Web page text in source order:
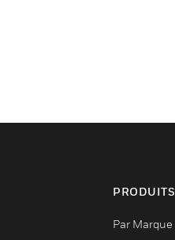
PRODUITS
Par Marque